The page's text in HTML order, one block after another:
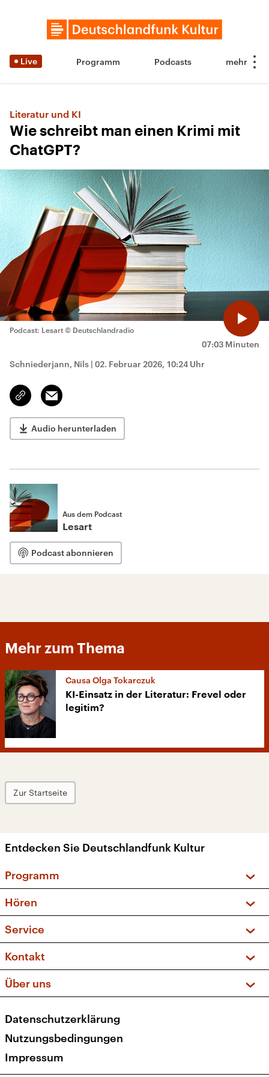
Live Programm Podcasts
Literatur und KI
Wie schreibt man einen Krimi mit
ChatGPT?
07:03 Minuten
Podcast: Lesart © Deutschlandradio
Schniederjann, Nils | 02. Februar 2026, 10:24 Uhr
Link
kopieren/teilen
Email
Audio herunterladen
Aus dem Podcast
Lesart
Podcast abonnieren
Mehr zum Thema
Causa Olga Tokarczuk
KI-Einsatz in der Literatur: Frevel oder
legitim?
Zur Startseite
Entdecken Sie Deutschlandfunk Kultur
Programm
Sendungen und Podcasts
Musikliste
Kakadu – Das Kinderprogramm
Hören
Frequenzen (UKW + DAB+)
Service
FAQ
Apps
Newsletter
Veranstaltungen
Kontakt
Social Media
Über uns
Presse
Karriere
Transparenz
Datenschutzerklärung
Nutzungsbedingungen
Impressum